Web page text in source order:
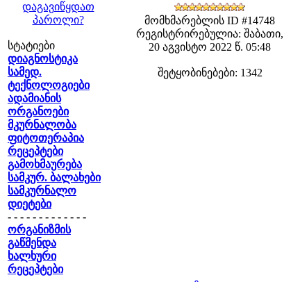
დაგავიწყდათ
პაროლი?
სტატიები
დიაგნოსტიკა
სამედ.
ტექნოლოგიები
ადამიანის
ორგანოები
მკურნალობა
ფიტოთერაპია
რეცეპტები
გამოხმაურება
სამკურ. ბალახები
სამკურნალო
დიეტები
- - - - - - - - - - - - -
ორგანიზმის
გაწმენდა
ხალხური
რეცეპტები
მომხმარებლის ID #14748
რეგისტრირებულია: შაბათი,
20 აგვისტო 2022 წ. 05:48
შეტყობინებები: 1342